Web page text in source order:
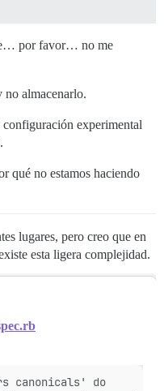
por favor… no me
almacenarlo.
configuración experimental
qué no estamos haciendo
lugares, pero creo que en
esta ligera complejidad.
canonicals' do